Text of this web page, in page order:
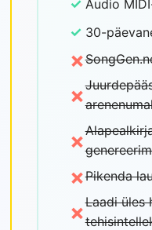
✓ Audio
✓ 30-
×
×
×
×Pikenda
×Laadi üles